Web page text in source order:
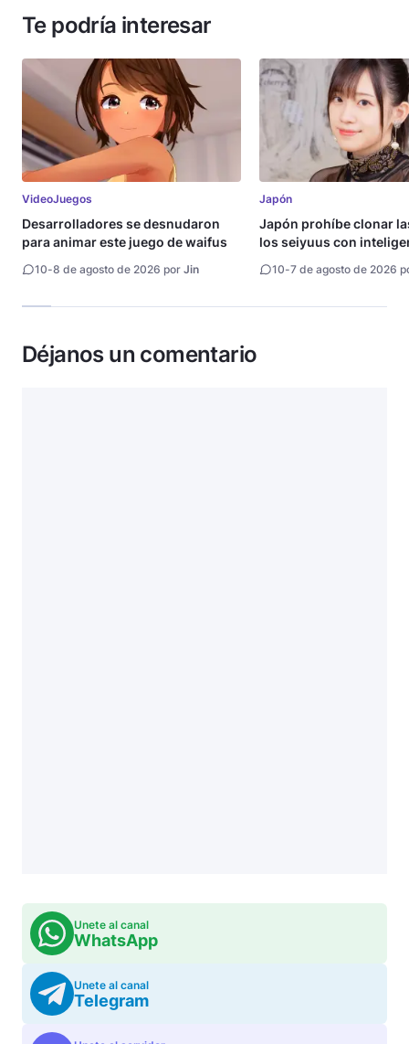
Te podría interesar
VideoJuegos
Desarrolladores se desnudaron
para animar este juego de waifus
10-8 de agosto de 2026 por Jin
Japón
Japón prohíbe clonar
los seiyuus con
10-7 de agosto de 2026
Déjanos un comentario
Unete al canal
WhatsApp
Unete al canal
Telegram